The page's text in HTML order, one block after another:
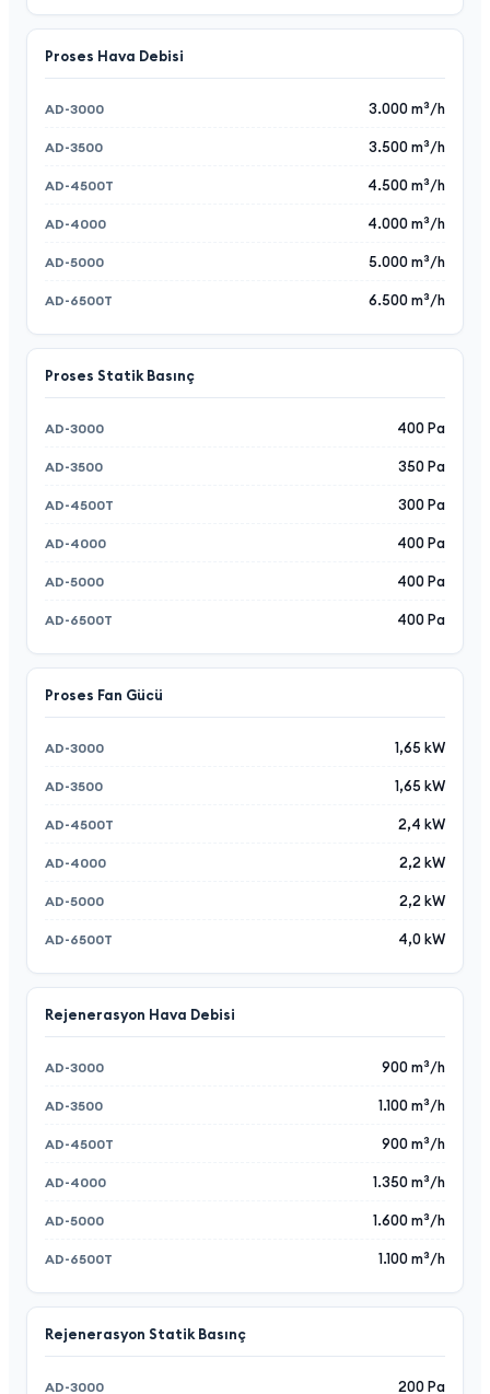
Proses Hava Debisi
3.000 m³/h
3.500 m³/h
4.500 m³/h
4.000 m³/h
5.000 m³/h
6.500 m³/h
Proses Statik Basınç
400 Pa
350 Pa
300 Pa
400 Pa
400 Pa
400 Pa
Proses Fan Gücü
1,65 kW
1,65 kW
2,4 kW
2,2 kW
2,2 kW
4,0 kW
Rejenerasyon Hava Debisi
900 m³/h
1.100 m³/h
900 m³/h
1.350 m³/h
1.600 m³/h
1.100 m³/h
Rejenerasyon Statik Basınç
200 Pa